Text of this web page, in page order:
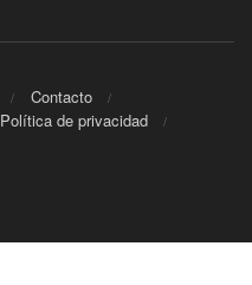
Contacto
Política de privacidad